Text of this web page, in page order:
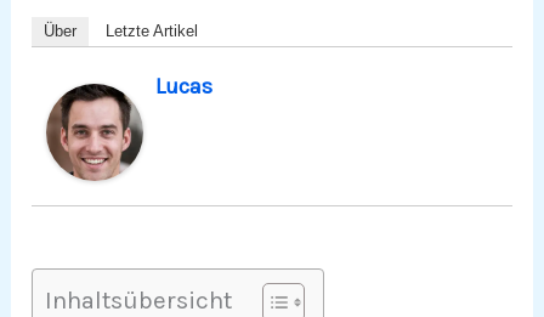
Über Letzte Artikel
Lucas
Inhaltsübersicht